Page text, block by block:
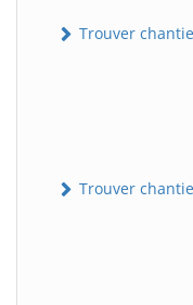
Trouver
Trouver